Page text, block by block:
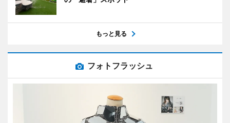
もっと見る
フォトフラッシュ